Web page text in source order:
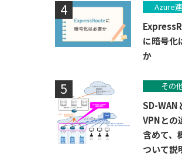
Azure
に暗号化
か
その
SD-WAN
VPNとの
含めて、
ついて説